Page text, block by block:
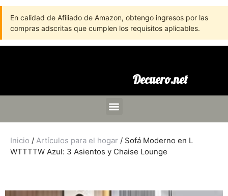
En calidad de Afiliado de Amazon, obtengo ingresos por las
compras adscritas que cumplen los requisitos aplicables.
Decuero.net
Inicio / Artículos para el hogar / Sofá Moderno en L
WTTTTW Azul: 3 Asientos y Chaise Lounge